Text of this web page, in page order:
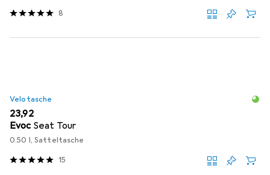
8
Velotasche
EUR
23,92
Evoc Seat Tour
0.50 l, Satteltasche
15